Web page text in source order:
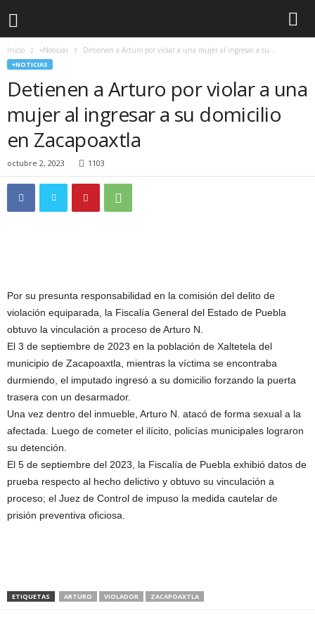
Inicio +Noticias Detienen a Arturo por violar a una mujer al ingresar a su...
+NOTICIAS
Detienen a Arturo por violar a una
mujer al ingresar a su domicilio
en Zacapoaxtla
octubre 2, 2023 1103
Por su presunta responsabilidad en la comisión del delito de
violación equiparada, la Fiscalía General del Estado de Puebla
obtuvo la vinculación a proceso de Arturo N.
El 3 de septiembre de 2023 en la población de Xaltetela del
municipio de Zacapoaxtla, mientras la víctima se encontraba
durmiendo, el imputado ingresó a su domicilio forzando la puerta
trasera con un desarmador.
Una vez dentro del inmueble, Arturo N. atacó de forma sexual a la
afectada. Luego de cometer el ilícito, policías municipales lograron
su detención.
El 5 de septiembre del 2023, la Fiscalía de Puebla exhibió datos de
prueba respecto al hecho delictivo y obtuvo su vinculación a
proceso; el Juez de Control de impuso la medida cautelar de
prisión preventiva oficiosa.
ETIQUETAS ARTURO VIOLADOR ZACAPOAXTLA